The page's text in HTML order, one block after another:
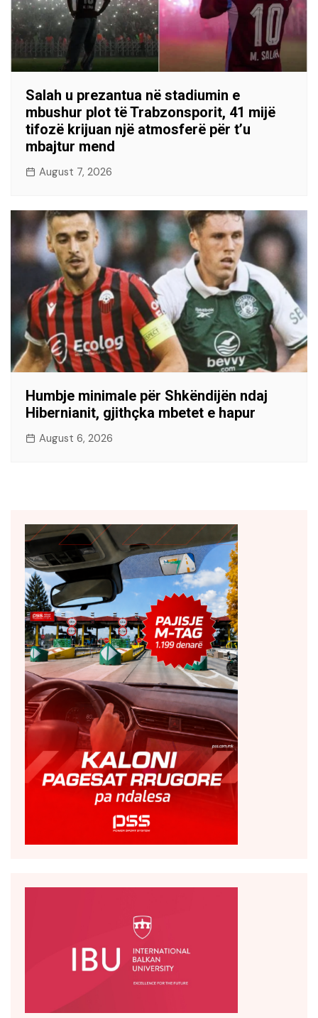
Salah u prezantua në stadiumin e
mbushur plot të Trabzonsporit, 41 mijë
tifozë krijuan një atmosferë për t’u
mbajtur mend
August 7, 2026
Humbje minimale për Shkëndijën ndaj
Hibernianit, gjithçka mbetet e hapur
August 6, 2026